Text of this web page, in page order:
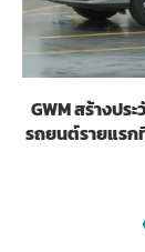
GWM สร้างปร
รถยนต์รายแรก